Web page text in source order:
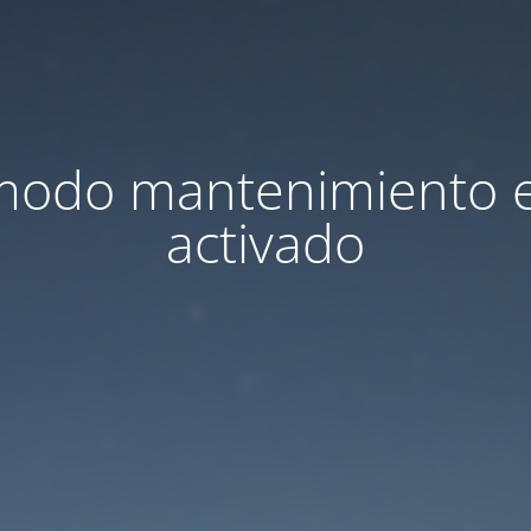
mantenimiento
activado